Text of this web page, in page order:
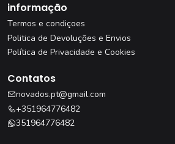
informação
Termos e condiçoes
Politica de Devoluções e Envios
Política de Privacidade e Cookies
Contatos
novados.pt@gmail.com
+351964776482
351964776482